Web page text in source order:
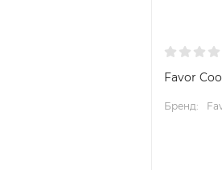
Favor
Бренд: